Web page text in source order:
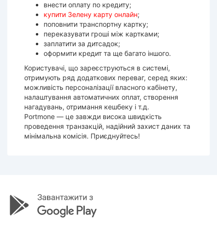
внести оплату по кредиту;
купити Зелену карту онлайн;
поповнити транспортну картку;
переказувати гроші між картками;
заплатити за дитсадок;
оформити кредит та ще багато іншого.
Користувачі, що зареєструються в системі,
отримують ряд додаткових переваг, серед яких:
можливість персоналізації власного кабінету,
налаштування автоматичних оплат, створення
нагадувань, отримання кешбеку і т.д.
Portmone — це завжди висока швидкість
проведення транзакцій, надійний захист даних та
мінімальна комісія. Приєднуйтесь!